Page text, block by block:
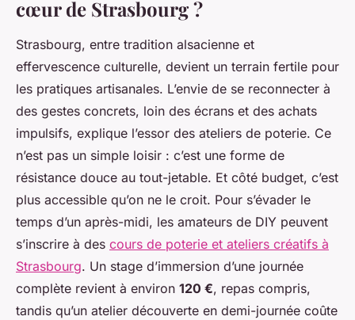
cœur de Strasbourg ?
Strasbourg, entre tradition alsacienne et
effervescence culturelle, devient un terrain fertile pour
les pratiques artisanales. L’envie de se reconnecter à
des gestes concrets, loin des écrans et des achats
impulsifs, explique l’essor des ateliers de poterie. Ce
n’est pas un simple loisir : c’est une forme de
résistance douce au tout-jetable. Et côté budget, c’est
plus accessible qu’on ne le croit. Pour s’évader le
temps d’un après-midi, les amateurs de DIY peuvent
s’inscrire à des cours de poterie et ateliers créatifs à
Strasbourg. Un stage d’immersion d’une journée
complète revient à environ 120 €, repas compris,
tandis qu’un atelier découverte en demi-journée coûte